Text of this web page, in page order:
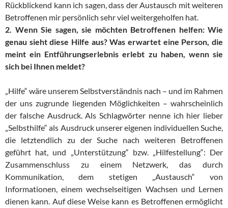
Rückblickend kann ich sagen, dass der Austausch mit weiteren
Betroffenen mir persönlich sehr viel weitergeholfen hat.
2. Wenn Sie sagen, sie möchten Betroffenen helfen: Wie
genau sieht diese Hilfe aus? Was erwartet eine Person, die
meint ein Entführungserlebnis erlebt zu haben, wenn sie
sich bei Ihnen meldet?
„Hilfe“ wäre unserem Selbstverständnis nach – und im Rahmen
der uns zugrunde liegenden Möglichkeiten – wahrscheinlich
der falsche Ausdruck. Als Schlagwörter nenne ich hier lieber
„Selbsthilfe“ als Ausdruck unserer eigenen individuellen Suche,
die letztendlich zu der Suche nach weiteren Betroffenen
geführt hat, und „Unterstützung“ bzw. „Hilfestellung“: Der
Zusammenschluss zu einem Netzwerk, das durch
Kommunikation, dem stetigen „Austausch“ von
Informationen, einem wechselseitigen Wachsen und Lernen
dienen kann. Auf diese Weise kann es Betroffenen ermöglicht